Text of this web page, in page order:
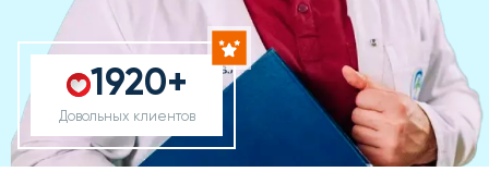
1920+
Довольных клиентов